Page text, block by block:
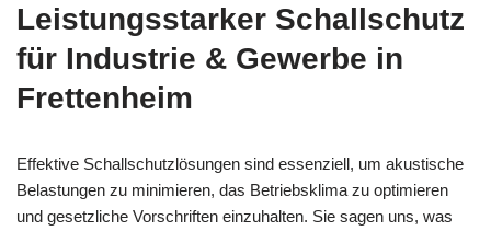
Leistungsstarker Schallschutz
für Industrie & Gewerbe in
Frettenheim
Effektive Schallschutzlösungen sind essenziell, um akustische
Belastungen zu minimieren, das Betriebsklima zu optimieren
und gesetzliche Vorschriften einzuhalten. Sie sagen uns, was